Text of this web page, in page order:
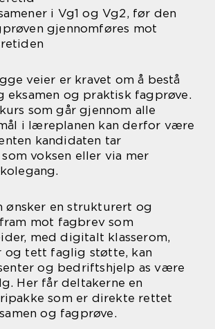
i Vg1 og Vg2, før den
gjennomføres mot
veier er kravet om å bestå
eksamen og praktisk fagprøve.
som går gjennom alle
i læreplanen kan derfor være
kandidaten tar
voksen eller via mer
ønsker en strukturert og
mot fagbrev som
med digitalt klasserom,
og tett faglig støtte, kan
og bedriftshjelp as være
Her får deltakerne en
som er direkte rettet
og fagprøve.